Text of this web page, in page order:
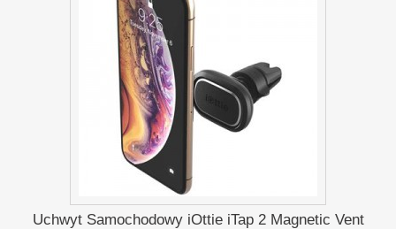
Uchwyt Samochodowy iOttie iTap 2 Magnetic Vent